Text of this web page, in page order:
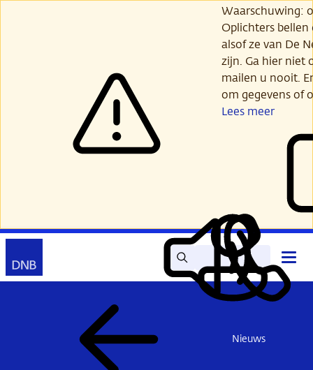
Waarschuwing:
Oplichters
alsof ze van De
zijn. Ga hier niet
mailen u nooit.
om gegevens of
Lees meer
Zoek Lees
voor
Mijn
DNB
Contact
Nieuws